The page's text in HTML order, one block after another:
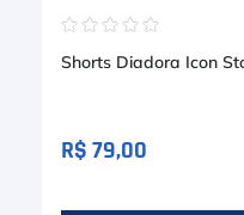
☆☆☆☆☆
Shorts Diadora Icon
R$ 79,00